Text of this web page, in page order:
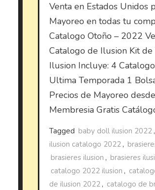
Venta en Estados Unidos
Mayoreo en todas tu
Catalogo Otoño – 2022
Catalogo de Ilusion Kit
Ilusion Incluye: 4
Ultima Temporada 1
Precios de Mayoreo
Membresia Gratis
Tagged baby doll ilusion 2022 ,
ilusion catalogo 2022 ,
brasieres ilusion , brasieres
catalogo 2022 ilusion ,
de ilusion 2022 , catalogo de